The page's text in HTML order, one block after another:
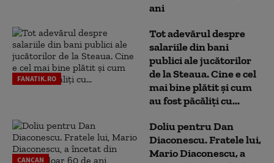
ani
FANATIK.RO
Tot adevărul despre
salariile din bani
publici ale jucătorilor
de la Steaua. Cine e cel
mai bine plătit și cum
au fost păcăliți cu...
CANCAN
Doliu pentru Dan
Diaconescu. Fratele lui,
Mario Diaconescu, a